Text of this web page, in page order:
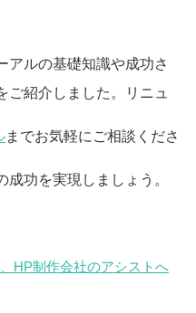
アルの基礎知識や成功さ
紹介しました。
リニュ
までお気軽にご相談くださ
功を実現しましょう。
HP制作会社のアシストへ